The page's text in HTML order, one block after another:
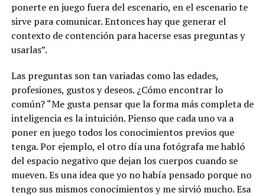
ponerte en juego fuera del escenario, en el escenario te
sirve para comunicar. Entonces hay que generar el
contexto de contención para hacerse esas preguntas y
usarlas”.
Las preguntas son tan variadas como las edades,
profesiones, gustos y deseos. ¿Cómo encontrar lo
común? “Me gusta pensar que la forma más completa de
inteligencia es la intuición. Pienso que cada uno va a
poner en juego todos los conocimientos previos que
tenga. Por ejemplo, el otro día una fotógrafa me habló
del espacio negativo que dejan los cuerpos cuando se
mueven. Es una idea que yo no había pensado porque no
tengo sus mismos conocimientos y me sirvió mucho. Esa